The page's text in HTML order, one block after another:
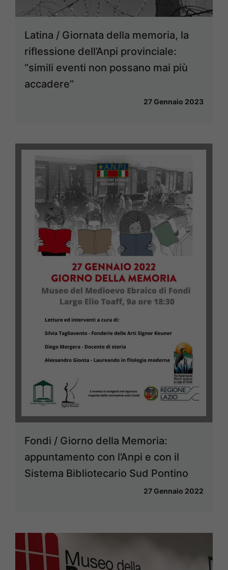
Latina / Giornata della memoria, la
riflessione dell’Anpi provinciale:
“simili eventi non possano mai più
accadere”
27 Gennaio 2023
Fondi / Giorno della Memoria:
appuntamento con l’Anpi e con il
Sistema Bibliotecario Sud Pontino
27 Gennaio 2022